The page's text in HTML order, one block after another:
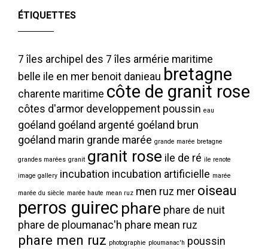
ÉTIQUETTES
7 îles archipel des 7 îles armérie maritime
belle ile en mer benoit danieau bretagne
charente maritime côte de granit rose
côtes d'armor developpement poussin eau
goéland goéland argenté goéland brun
goéland marin grande marée grande marée bretagne
grandes marées granit granit rose ile de ré ile renote
image gallery incubation incubation artificielle marée
marée du siècle marée haute mean ruz men ruz mer oiseau
perros guirec phare phare de nuit
phare de ploumanac'h phare mean ruz
phare men ruz photographie ploumanac'h poussin